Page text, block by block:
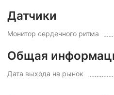
Датчики
Монитор сердечного ритма
Общая
Дата выхода на рынок